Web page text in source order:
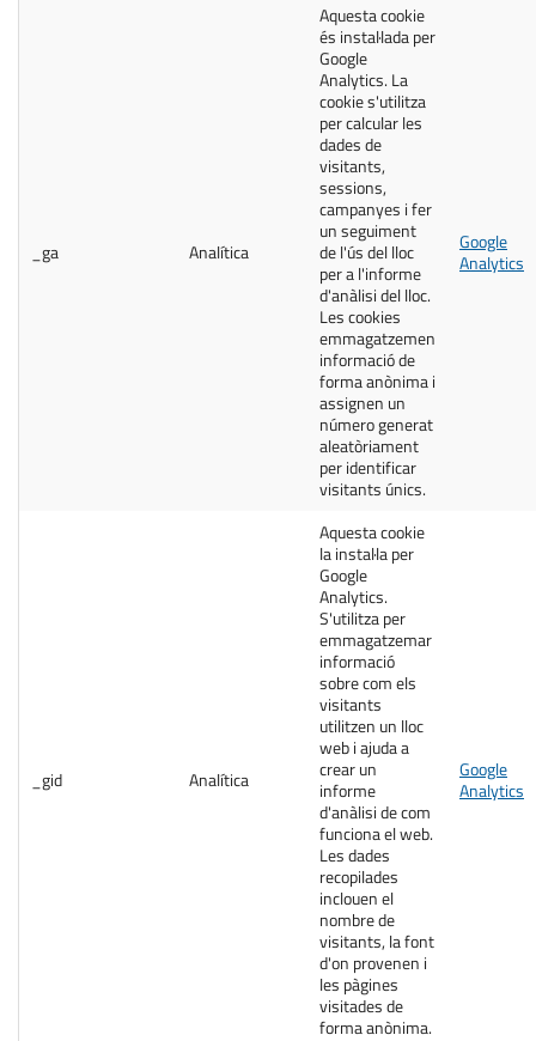
_ga Analítica
Aquesta cookie
és instal·lada per
Google
Analytics. La
cookie s'utilitza
per calcular les
dades de
visitants,
sessions,
campanyes i fer
un seguiment
de l'ús del lloc
per a l'informe
d'anàlisi del lloc.
Les cookies
emmagatzemen
informació de
forma anònima i
assignen un
número generat
aleatòriament
per identificar
visitants únics.
Google
Analytics
_gid Analítica
Aquesta cookie
la instal·la per
Google
Analytics.
S'utilitza per
emmagatzemar
informació
sobre com els
visitants
utilitzen un lloc
web i ajuda a
crear un
informe
d'anàlisi de com
funciona el web.
Les dades
recopilades
inclouen el
nombre de
visitants, la font
d'on provenen i
les pàgines
visitades de
forma anònima.
Google
Analytics